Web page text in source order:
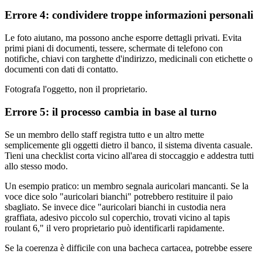
Errore 4: condividere troppe informazioni personali
Le foto aiutano, ma possono anche esporre dettagli privati. Evita
primi piani di documenti, tessere, schermate di telefono con
notifiche, chiavi con targhette d'indirizzo, medicinali con etichette o
documenti con dati di contatto.
Fotografa l'oggetto, non il proprietario.
Errore 5: il processo cambia in base al turno
Se un membro dello staff registra tutto e un altro mette
semplicemente gli oggetti dietro il banco, il sistema diventa casuale.
Tieni una checklist corta vicino all'area di stoccaggio e addestra tutti
allo stesso modo.
Un esempio pratico: un membro segnala auricolari mancanti. Se la
voce dice solo "auricolari bianchi" potrebbero restituire il paio
sbagliato. Se invece dice "auricolari bianchi in custodia nera
graffiata, adesivo piccolo sul coperchio, trovati vicino al tapis
roulant 6," il vero proprietario può identificarli rapidamente.
Se la coerenza è difficile con una bacheca cartacea, potrebbe essere